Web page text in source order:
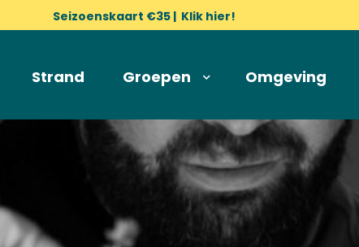
Seizoenskaart €35 | Klik hier!
Strand Groepen Omgeving